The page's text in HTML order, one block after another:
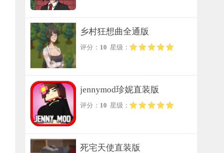
乡村狂想曲全通版
评分： 10 星级：
jennymod珍妮直装版
评分： 10 星级：
死宅天使直装版